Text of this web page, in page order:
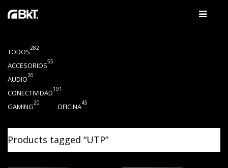
TODOS282
ACCESORIOS55
AUDIO26
CONECTIVIDAD191
GAMING20 OFICINA45
Products tagged “UTP”